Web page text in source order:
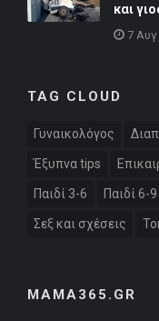
και
7
TAG CLOUD
Γυναικολόγος
Έξυπνα tips
Παιδί 3-6 Παιδί 6-9
Σεξ και σχέσεις
MAMA365.GR